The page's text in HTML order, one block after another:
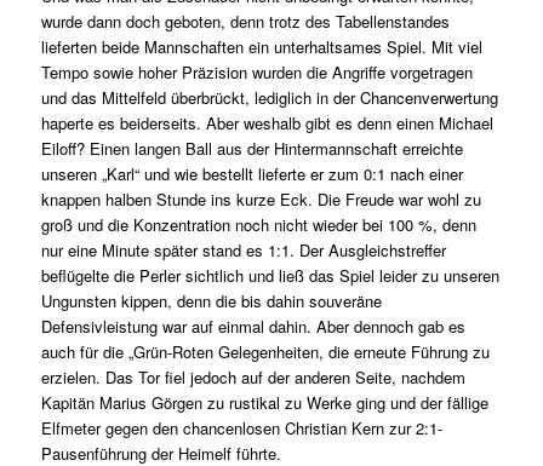
wurde dann doch geboten, denn trotz des Tabellenstandes
lieferten beide Mannschaften ein unterhaltsames Spiel. Mit viel
Tempo sowie hoher Präzision wurden die Angriffe vorgetragen
und das Mittelfeld überbrückt, lediglich in der Chancenverwertung
haperte es beiderseits. Aber weshalb gibt es denn einen Michael
Eiloff? Einen langen Ball aus der Hintermannschaft erreichte
unseren „Karl“ und wie bestellt lieferte er zum 0:1 nach einer
knappen halben Stunde ins kurze Eck. Die Freude war wohl zu
groß und die Konzentration noch nicht wieder bei 100 %, denn
nur eine Minute später stand es 1:1. Der Ausgleichstreffer
beflügelte die Perler sichtlich und ließ das Spiel leider zu unseren
Ungunsten kippen, denn die bis dahin souveräne
Defensivleistung war auf einmal dahin. Aber dennoch gab es
auch für die „Grün-Roten Gelegenheiten, die erneute Führung zu
erzielen. Das Tor fiel jedoch auf der anderen Seite, nachdem
Kapitän Marius Görgen zu rustikal zu Werke ging und der fällige
Elfmeter gegen den chancenlosen Christian Kern zur 2:1-
Pausenführung der Heimelf führte.